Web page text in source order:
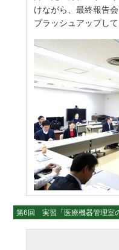
けながら、最終報告
ブラッシュアップして
第6回 実習「医療機器管理室